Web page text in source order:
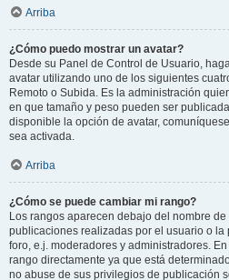
Arriba
¿Cómo puedo mostrar un avatar?
Desde su Panel de Control de Usuario,
avatar utilizando uno de los siguientes
Remoto o Subida. Es la administración
en que tamaño y peso pueden ser
disponible la opción de avatar,
sea activada.
Arriba
¿Cómo se puede cambiar mi rango?
Los rangos aparecen debajo del nombre
publicaciones realizadas por el usuario o la
foro, e.j. moderadores y administradores.
rango directamente ya que está
no abuse de sus privilegios de publicación